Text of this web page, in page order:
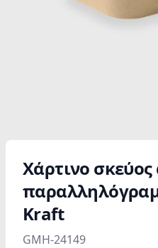
Χάρτινο
Kraft
Product information
GMH-24149